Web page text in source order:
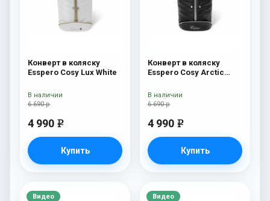
Конверт в коляску
Esspero Cosy Lux White
6 690 р
4 990 e
Купить
В наличии
Конверт в коляску
Esspero Cosy Arctic
6 690 р
4 990 e
Купить
В наличии
Видео Видео